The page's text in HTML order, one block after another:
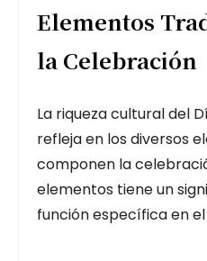
Elementos
la Celebración
La riqueza cultural del
refleja en los diversos
componen la
elementos tiene un
función específica en